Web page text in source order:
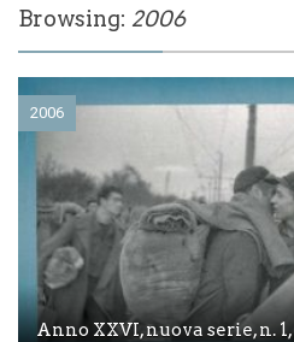
Browsing: 2006
2006
Anno XXVI, nuova serie, n.